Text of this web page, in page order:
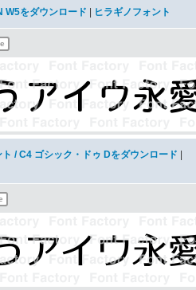
W5をダウンロード ヒラギノフォント
/ C4 ゴシック・ドゥ Dをダウンロード